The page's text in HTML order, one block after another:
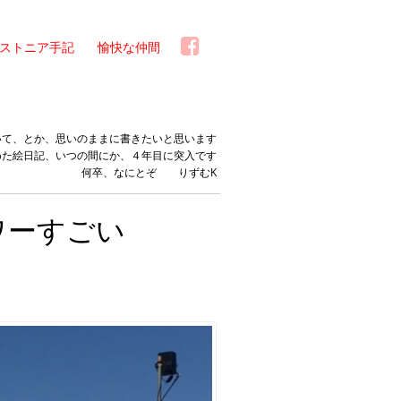
トニア手記 愉快な仲間
、とか、思いのままに書きたいと思います
絵日記、いつの間にか、４年目に突入です
何卒、なにとぞ りずむK
すごい